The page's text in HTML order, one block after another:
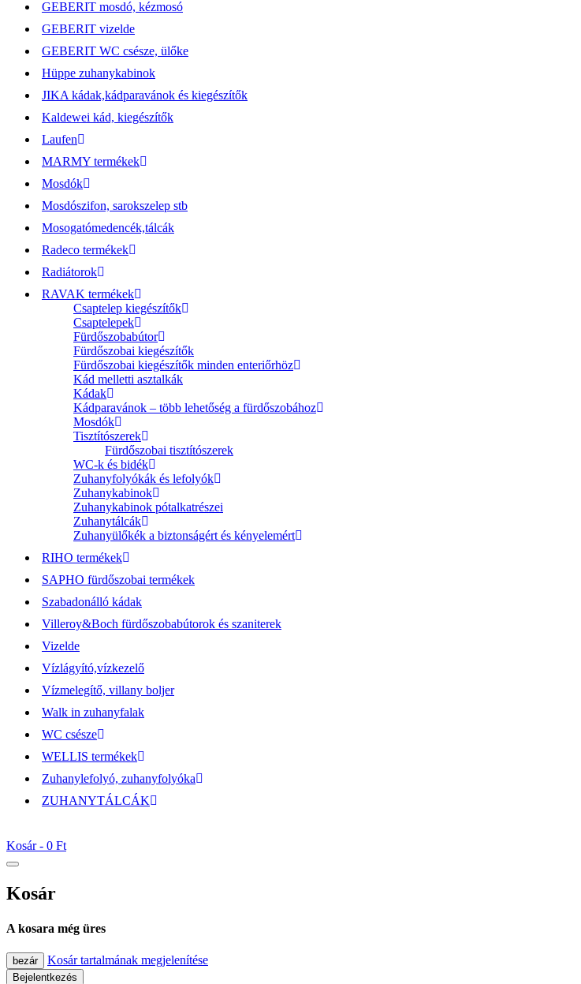
GEBERIT mosdó, kézmosó
GEBERIT vizelde
GEBERIT WC csésze, ülőke
Hüppe zuhanykabinok
JIKA kádak,kádparavánok és kiegészítők
Kaldewei kád, kiegészítők
Laufen
MARMY termékek
Mosdók
Mosdószifon, sarokszelep stb
Mosogatómedencék,tálcák
Radeco termékek
Radiátorok
RAVAK termékek
Csaptelep kiegészítők
Csaptelepek
Fürdőszobabútor
Fürdőszobai kiegészítők
Fürdőszobai kiegészítők minden enteriőrhöz
Kád melletti asztalkák
Kádak
Kádparavánok – több lehetőség a fürdőszobához
Mosdók
Tisztítószerek
Fürdőszobai tisztítószerek
WC-k és bidék
Zuhanyfolyókák és lefolyók
Zuhanykabinok
Zuhanykabinok pótalkatrészei
Zuhanytálcák
Zuhanyülőkék a biztonságért és kényelemért
RIHO termékek
SAPHO fürdőszobai termékek
Szabadonálló kádak
Villeroy&Boch fürdőszobabútorok és szaniterek
Vizelde
Vízlágyító,vízkezelő
Vízmelegítő, villany boljer
Walk in zuhanyfalak
WC csésze
WELLIS termékek
Zuhanylefolyó, zuhanyfolyóka
ZUHANYTÁLCÁK
Kosár - 0 Ft
Kosár
A kosara még üres
bezár Kosár tartalmának megjelenítése
Bejelentkezés